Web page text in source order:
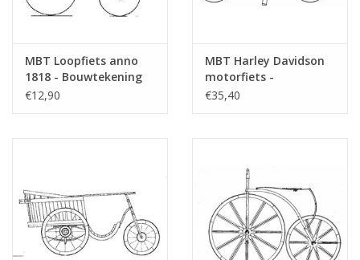
MBT Loopfiets anno
1818 - Bouwtekening
Schaal 1 : 8 (40.43.005)
€12,90
MBT Harley Davidson
motorfiets -
Bouwtekening Schaal 1
€35,40